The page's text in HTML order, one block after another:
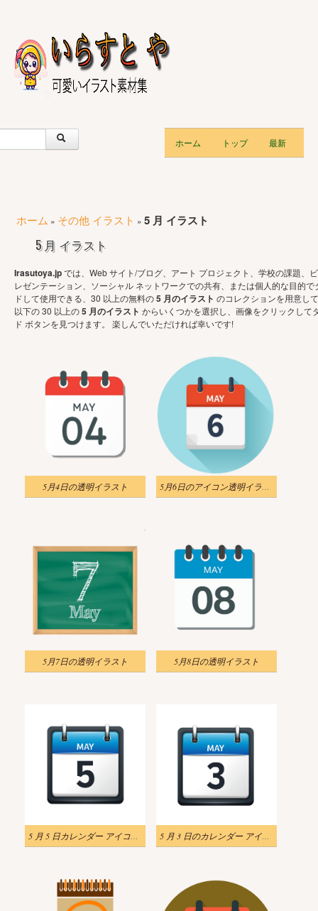
ホーム トップ 最新
ホーム » その他 イラスト » 5 月 イラスト
5 月 イラスト
Irasutoya.jpでは、Web サイト/ブログ、アート プロジェクト、学校の課題、
レゼンテーション、ソーシャル ネットワークでの共有、または個人的な目的で
ドして使用できる、30 以上の無料の5 月のイラスト のコレクションを用意し
以下の 30 以上の5 月のイラスト からいくつかを選択し、画像をクリックして
ド ボタンを見つけます。 楽しんでいただければ幸いです!
5月4日の透明イラスト 5月6日のアイコン透明イラスト
5月7日の透明イラスト 5月8日の透明イラスト
5 月 5 日カレンダー アイコン フラットのイラスト 5 月 3 日のカレンダー アイコン フラットのイラスト